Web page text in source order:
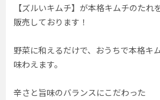
【ズルいキムチ】が本格キムチのたれ
販売しております！
野菜に和えるだけで、おうちで本格キ
味わえます。
辛さと旨味のバランスにこだわった